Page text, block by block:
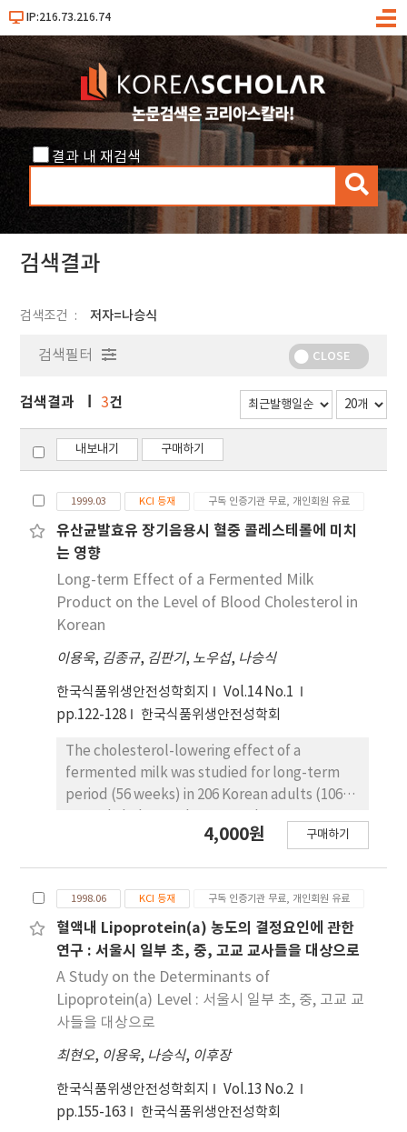
IP:216.73.216.74
메
결과 내 재검색
검
색
검색결과
검색조건 저자=나승식
검색필터 CLOSE
검색결과 3건
내보내기 구매하기
1999.03 KCI 등재 구독 인증기관 무료, 개인회원 유료
유산균발효유 장기음용시 혈중 콜레스테롤에 미치
는 영향
Long-term Effect of a Fermented Milk
Product on the Level of Blood Cholesterol in
Korean
이용욱, 김종규, 김판기, 노우섭, 나승식
한국식품위생안전성학회지
Vol.14 No.1
pp.122-128
한국식품위생안전성학회
The cholesterol-lowering effect of a
fermented milk was studied for long-term
period (56 weeks) in 206 Korean adults (106
hypercholestrol group). 300 ml of the
the fermented milk for 56 weeks and 42
subjects no-drinking for 40 weeks and then
redrinking from 50 th week for 6 weeks were
followed up. Paired t-test, Duncan's
multiple range test, and GLM repeated
measure were used for statistical analysis.
after drinking the fermented milk for 10
weeks were decreased significantly in both
group and affected by total cholesterol
level at baseline, BMI, smoking, and drinking.
4,000원 구매하기
1998.06 KCI 등재 구독 인증기관 무료, 개인회원 유료
혈액내 Lipoprotein(a) 농도의 결정요인에 관한
연구 : 서울시 일부 초, 중, 고교 교사들을 대상으로
A Study on the Determinants of
Lipoprotein(a) Level : 서울시 일부 초, 중, 고교 교
사들을 대상으로
최현오, 이용욱, 나승식, 이후장
한국식품위생안전성학회지
Vol.13 No.2
pp.155-163
한국식품위생안전성학회